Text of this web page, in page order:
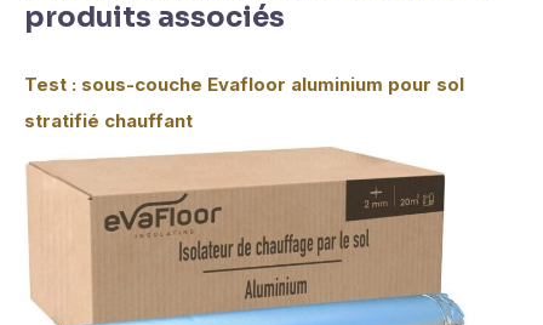
produits associés
Test : sous-couche Evafloor aluminium pour sol
stratifié chauffant